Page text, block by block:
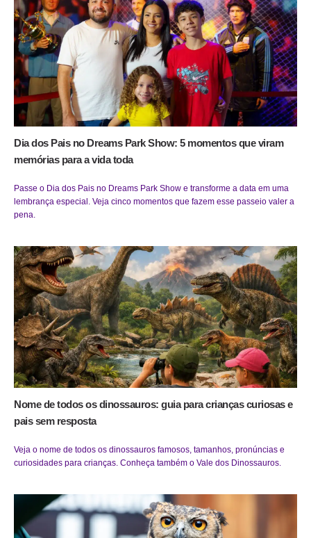
Dia dos Pais no Dreams Park Show: 5 momentos que viram
memórias para a vida toda
Passe o Dia dos Pais no Dreams Park Show e transforme a data em uma
lembrança especial. Veja cinco momentos que fazem esse passeio valer a
pena.
Nome de todos os dinossauros: guia para crianças curiosas e
pais sem resposta
Veja o nome de todos os dinossauros famosos, tamanhos, pronúncias e
curiosidades para crianças. Conheça também o Vale dos Dinossauros.